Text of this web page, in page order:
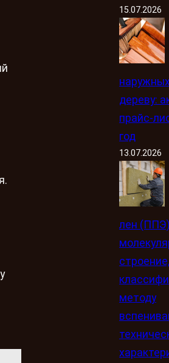
15.07.2026
дереву:
прайс-
год
13.07.2026
лен
строение,
методу